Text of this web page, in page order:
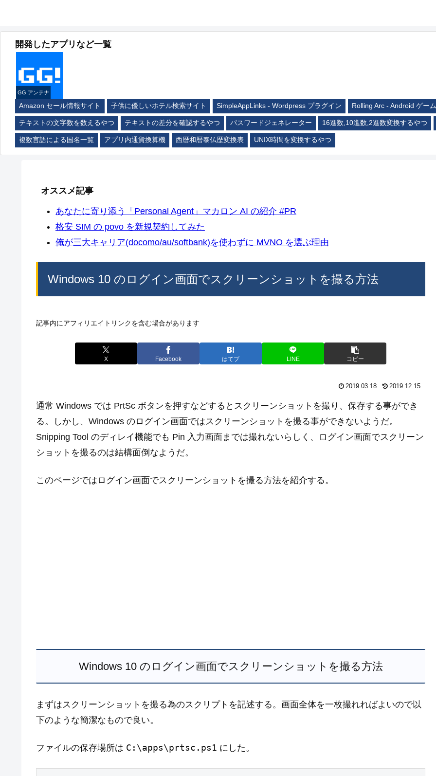
開発したアプリなど一覧
GG!アンテナ
Amazon セール情報サイト 子供に優しいホテル検索サイト SimpleAppLinks - Wordpress プラグイン Rolling Arc - Android ゲーム
テキストの文字数を数えるやつ テキストの差分を確認するやつ パスワードジェネレーター 16進数,10進数,2進数変換するやつ
複数言語による国名一覧 アプリ内通貨換算機 西暦和暦泰仏歴変換表 UNIX時間を変換するやつ
オススメ記事
あなたに寄り添う「Personal Agent」マカロン AI の紹介 #PR
格安 SIM の povo を新規契約してみた
俺が三大キャリア(docomo/au/softbank)を使わずに MVNO を選ぶ理由
Windows 10 のログイン画面でスクリーンショットを撮る方法
記事内にアフィリエイトリンクを含む場合があります
X Facebook はてブ LINE コピー
2019.03.18 2019.12.15
通常 Windows では PrtSc ボタンを押すなどするとスクリーンショットを撮り、保存する事ができ
る。しかし、Windows のログイン画面ではスクリーンショットを撮る事ができないようだ。
Snipping Tool のディレイ機能でも Pin 入力画面までは撮れないらしく、ログイン画面でスクリーン
ショットを撮るのは結構面倒なようだ。
このページではログイン画面でスクリーンショットを撮る方法を紹介する。
Windows 10 のログイン画面でスクリーンショットを撮る方法
まずはスクリーンショットを撮る為のスクリプトを記述する。画面全体を一枚撮れればよいので以
下のような簡潔なもので良い。
ファイルの保存場所は C:\apps\prtsc.ps1 にした。